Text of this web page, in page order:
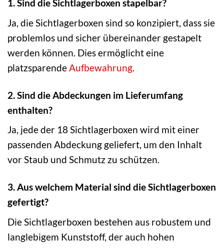
1. Sind die Sichtlagerboxen stapelbar?
Ja, die Sichtlagerboxen sind so konzipiert, dass sie
problemlos und sicher übereinander gestapelt
werden können. Dies ermöglicht eine
platzsparendeAufbewahrung.
2. Sind die Abdeckungen im Lieferumfang
enthalten?
Ja, jede der 18 Sichtlagerboxen wird mit einer
passenden Abdeckung geliefert, um den Inhalt
vor Staub und Schmutz zu schützen.
3. Aus welchem Material sind die Sichtlagerboxen
gefertigt?
Die Sichtlagerboxen bestehen aus robustem und
langlebigem Kunststoff, der auch hohen